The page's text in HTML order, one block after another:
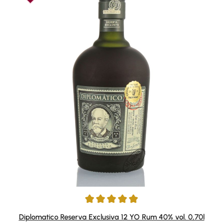
Durchschnittliche Bewertung von 4.9 von 5 Sternen
Diplomatico Reserva Exclusiva 12 YO Rum 40% vol. 0,70l